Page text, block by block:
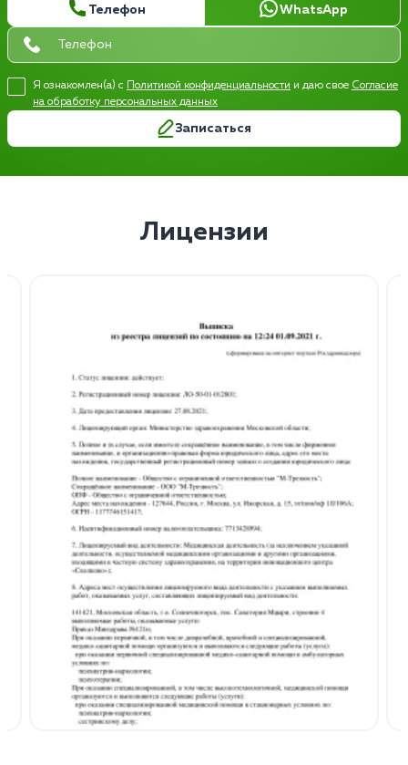
Телефон WhatsApp
Я ознакомлен(а) с Политикой конфиденциальности и даю свое Согласие
на обработку персональных данных
Записаться
Лицензии